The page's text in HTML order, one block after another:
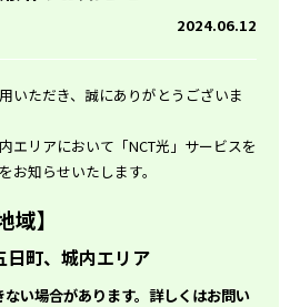
2024.06.12
いただき、誠にありがとうございま
エリアにおいて「NCT光」サービスを
お知らせいたします。
域】
町、城内エリア
い場合があります。詳しくはお問い